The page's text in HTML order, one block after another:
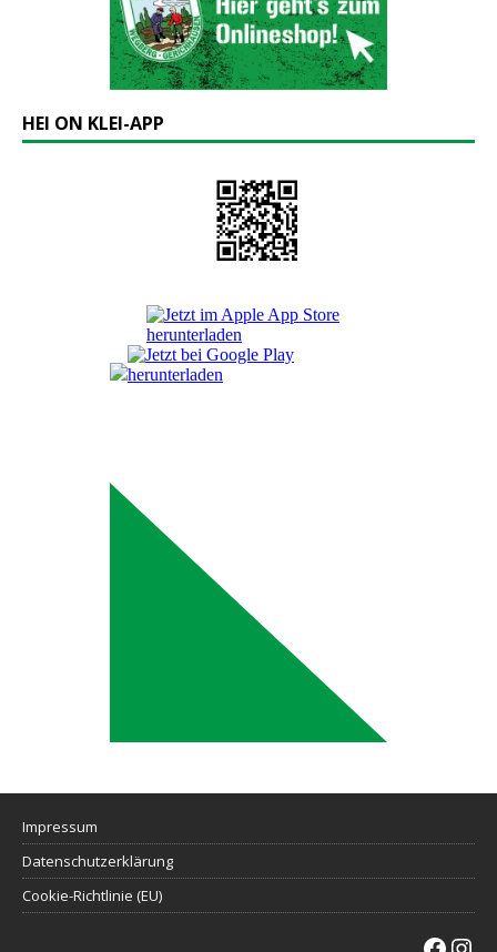
HEI ON KLEI-APP
Impressum
Datenschutzerklärung
Cookie-Richtlinie (EU)